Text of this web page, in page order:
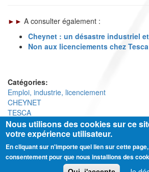
►► A consulter également :
Cheynet : un désastre industriel
Non aux licenciements chez
Catégories:
Emploi, industrie, licenciement
CHEYNET
TESCA
Ⓒ CGT Fédération THCB - Tous les droits
Contactez-nous
Nous utilisons des cookies sur ce
votre expérience utilisateur.
En cliquant sur n'importe quel lien sur cette
consentement pour que nous installions des